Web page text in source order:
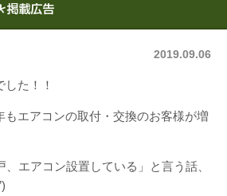
掲載広告
2019.09.06
た！！
もエアコンの取付・交換のお客様が増
、エアコン設置している」と言う話、